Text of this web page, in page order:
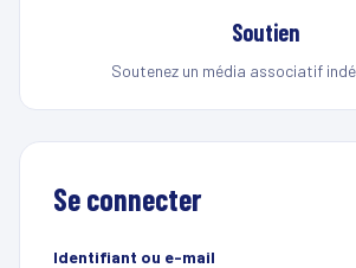
Soutien
Soutenez un média associatif
Se connecter
Identifiant ou e-mail